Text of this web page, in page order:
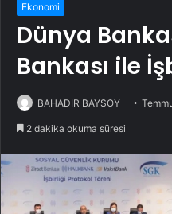
Ekonomi
Dünya
Bankası ile
BAHADIR BAYSOY
2 dakika okuma süresi